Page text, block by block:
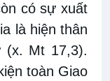
có sự xuất
là hiện thân
(x. Mt 17,3).
toàn Giao